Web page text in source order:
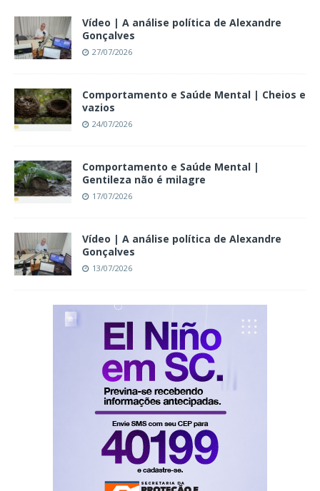
Vídeo | A análise política de Alexandre
Gonçalves
27/07/2026
Comportamento e Saúde Mental | Cheios e
vazios
24/07/2026
Comportamento e Saúde Mental |
Gentileza não é milagre
17/07/2026
Vídeo | A análise política de Alexandre
Gonçalves
13/07/2026